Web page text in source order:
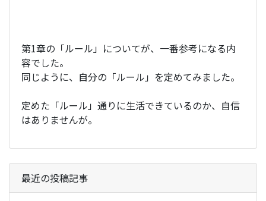
第1章の「ルール」についてが、一番参考になる内
容でした。
同じように、自分の「ルール」を定めてみました。
定めた「ルール」通りに生活できているのか、自信
はありませんが。
最近の投稿記事